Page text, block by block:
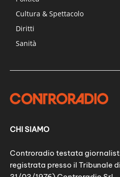
Cultura & Spettacolo
Diritti
Sanità
CHI SIAMO
Controradio testata
registrata presso il Tribunale